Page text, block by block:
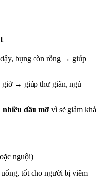
bụng còn rỗng → giúp
giờ → giúp thư giãn, ngủ
nhiều dầu mỡ vì sẽ giảm khả
nguội).
tốt cho người bị viêm